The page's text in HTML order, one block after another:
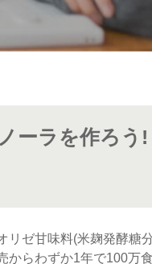
ーラを作ろう!
リゼ甘味料(米麹発酵糖
からわずか1年で100万